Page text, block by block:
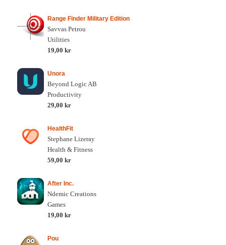
Range Finder Military Edition
Savvas Petrou
Utilities
19,00 kr
Unora
Beyond Logic AB
Productivity
29,00 kr
HealthFit
Stephane Lizeray
Health & Fitness
59,00 kr
After Inc.
Ndemic Creations
Games
19,00 kr
Pou